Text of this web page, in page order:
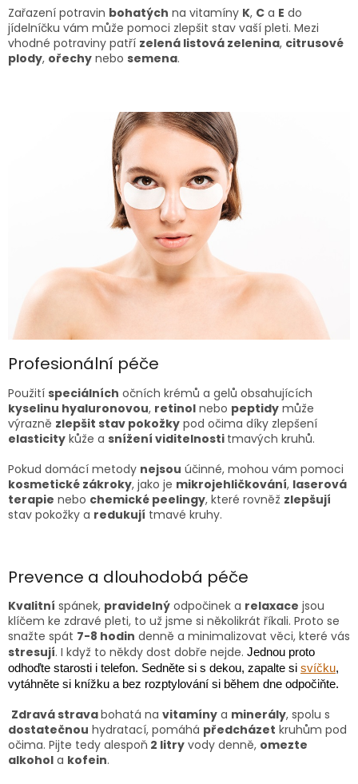
Zařazení potravin bohatých na vitamíny K, C a E do
jídelníčku vám může pomoci zlepšit stav vaší pleti. Mezi
vhodné potraviny patří zelená listová zelenina, citrusové
plody, ořechy nebo semena.
Profesionální péče
Použití speciálních očních krémů a gelů obsahujících
kyselinu hyaluronovou, retinol nebo peptidy může
výrazně zlepšit stav pokožky pod očima díky zlepšení
elasticity kůže a snížení viditelnosti tmavých kruhů.
Pokud domácí metody nejsou účinné, mohou vám pomoci
kosmetické zákroky, jako je mikrojehličkování, laserová
terapie nebo chemické peelingy, které rovněž zlepšují
stav pokožky a redukují tmavé kruhy.
Prevence a dlouhodobá péče
Kvalitní spánek, pravidelný odpočinek a relaxace jsou
klíčem ke zdravé pleti, to už jsme si několikrát říkali. Proto se
snažte spát 7-8 hodin denně a minimalizovat věci, které vás
stresují. I když to někdy dost dobře nejde. Jednou proto
odhoďte starosti i telefon. Sedněte si s dekou, zapalte si svíčku,
vytáhněte si knížku a bez rozptylování si během dne odpočiňte.
Zdravá stravabohatá na vitamíny a minerály, spolu s
dostatečnou hydratací, pomáhá předcházet kruhům pod
očima. Pijte tedy alespoň 2 litry vody denně, omezte
alkohol a kofein.